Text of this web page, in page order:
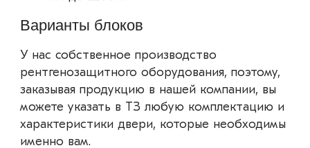
Варианты блоков
У нас собственное производство
рентгенозащитного оборудования, поэтому,
заказывая продукцию в нашей компании, вы
можете указать в ТЗ любую комплектацию и
характеристики двери, которые необходимы
именно вам.